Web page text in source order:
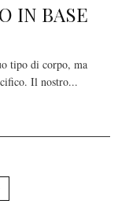
IN BASE
tipo di corpo, ma
Il nostro...